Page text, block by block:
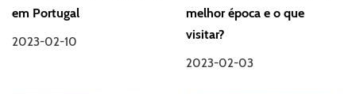
em Portugal
2023-02-10
melhor época e o que
visitar?
2023-02-03